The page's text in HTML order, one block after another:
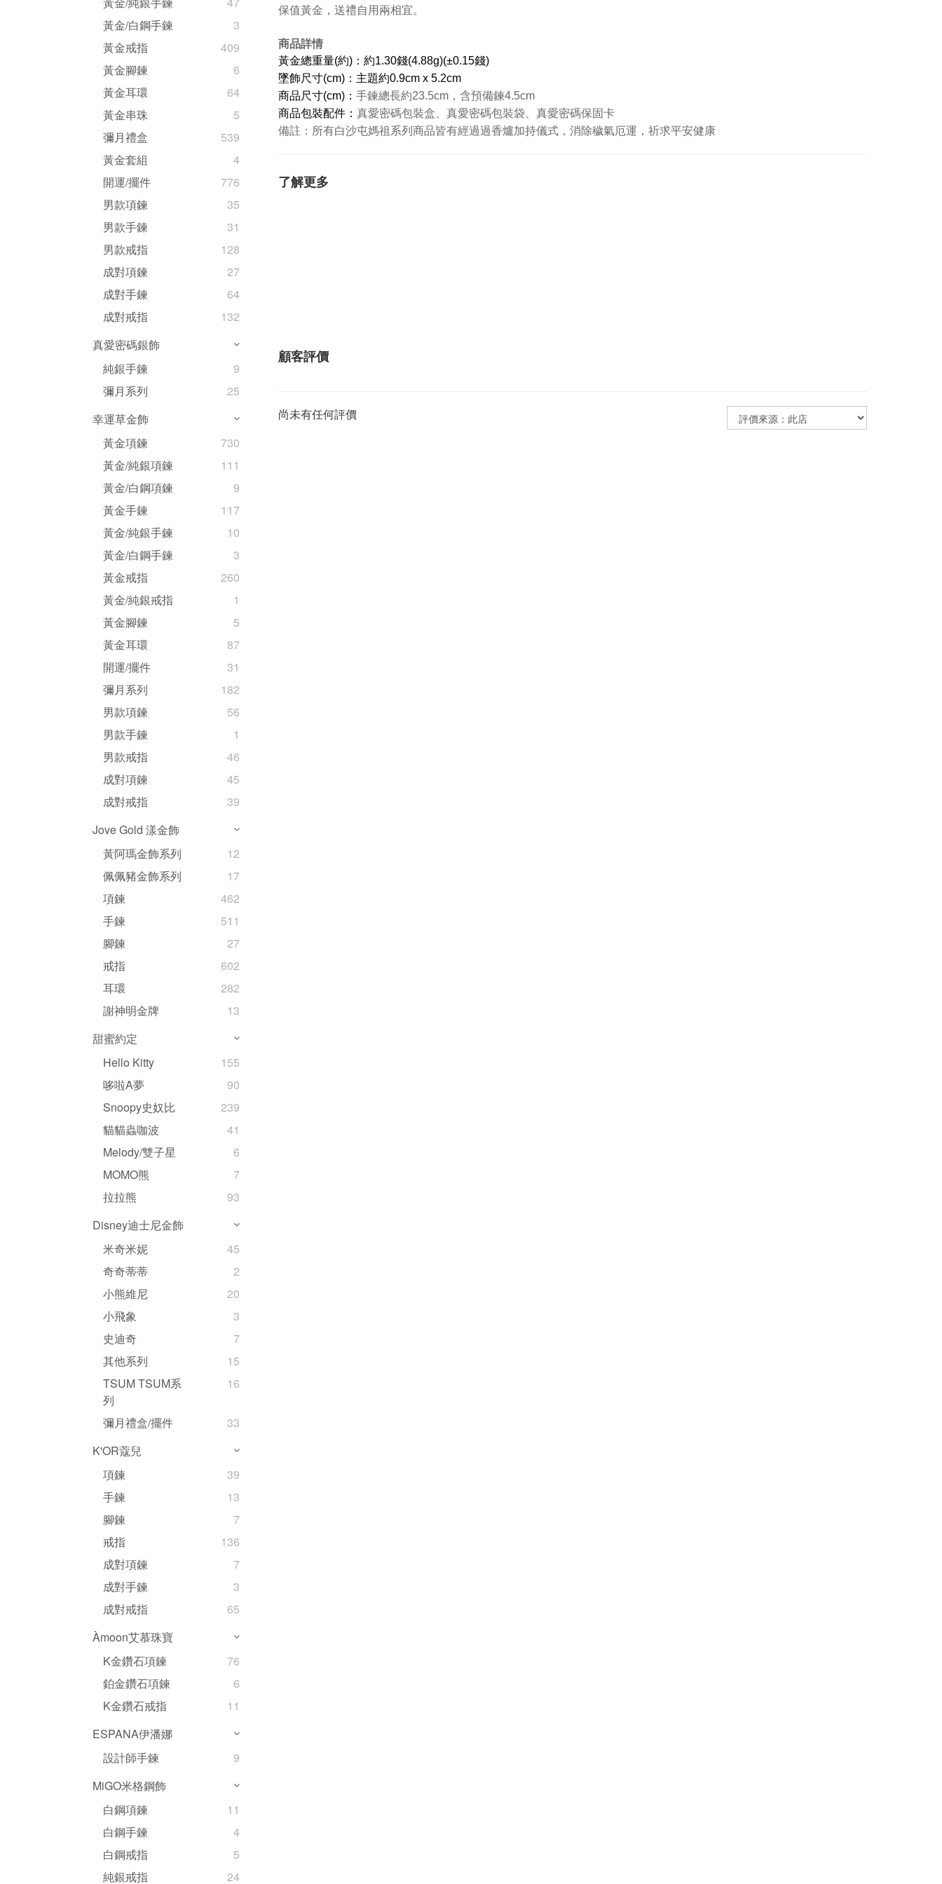
黃金/白鋼手鍊
3
黃金戒指
409
黃金腳鍊
6
黃金耳環
64
黃金串珠
5
彌月禮盒
539
黃金套組
4
開運/擺件
776
男款項鍊
35
男款手鍊
31
男款戒指
128
成對項鍊
27
成對手鍊
64
成對戒指
132
真愛密碼銀飾
純銀手鍊
9
彌月系列
25
幸運草金飾
黃金項鍊
730
黃金/純銀項鍊
111
黃金/白鋼項鍊
9
黃金手鍊
117
黃金/純銀手鍊
10
黃金/白鋼手鍊
3
黃金戒指
260
黃金/純銀戒指
1
黃金腳鍊
5
黃金耳環
87
開運/擺件
31
彌月系列
182
男款項鍊
56
男款手鍊
1
男款戒指
46
成對項鍊
45
成對戒指
39
Jove Gold 漾金飾
黃阿瑪金飾系列
12
佩佩豬金飾系列
17
項鍊
462
手鍊
511
腳鍊
27
戒指
602
耳環
282
謝神明金牌
13
甜蜜約定
Hello Kitty
155
哆啦A夢
90
Snoopy史奴比
239
貓貓蟲咖波
41
Melody/雙子星
6
MOMO熊
7
拉拉熊
93
Disney迪士尼金飾
米奇米妮
45
奇奇蒂蒂
2
小熊維尼
20
小飛象
3
史迪奇
7
其他系列
15
TSUM TSUM系
列
16
彌月禮盒/擺件
33
K'OR蔻兒
項鍊
39
手鍊
13
腳鍊
7
戒指
136
成對項鍊
7
成對手鍊
3
成對戒指
65
Àmoon艾慕珠寶
K金鑽石項鍊
76
鉑金鑽石項鍊
6
K金鑽石戒指
11
ESPANA伊潘娜
設計師手鍊
9
MiGO米格鋼飾
白鋼項鍊
11
白鋼手鍊
4
白鋼戒指
5
純銀戒指
24
保值黃金，送禮自用兩相宜。
商品詳情
黃金總重量(約)：約1.30錢(4.88g)(±0.15錢)
墜飾尺寸(cm)：主題約0.9cm x 5.2cm
商品尺寸(cm)： 手鍊總長約23.5cm，含預備鍊4.5cm
商品包裝配件： 真愛密碼包裝盒、真愛密碼包裝袋、真愛密碼保固卡
備註： 所有白沙屯媽祖系列商品皆有經過過香爐加持儀式，消除穢氣厄運，祈求平安健康
了解更多
顧客評價
尚未有任何評價